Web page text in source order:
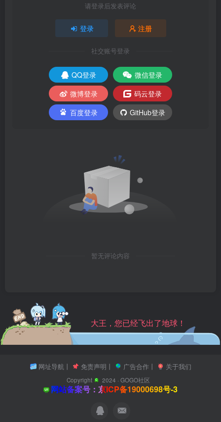
请登录后发表评论
登录 注册
社交账号登录
QQ登录
微信登录
微博登录
码云登录
百度登录
GitHub登录
暂无评论内容
大王，您已经飞出了地球！
网址导航 丨 免责声明 丨 广告合作丨 关于我们
Copyright 2024 ·GOGO社区
网站备案号：京ICP备19000698号-3